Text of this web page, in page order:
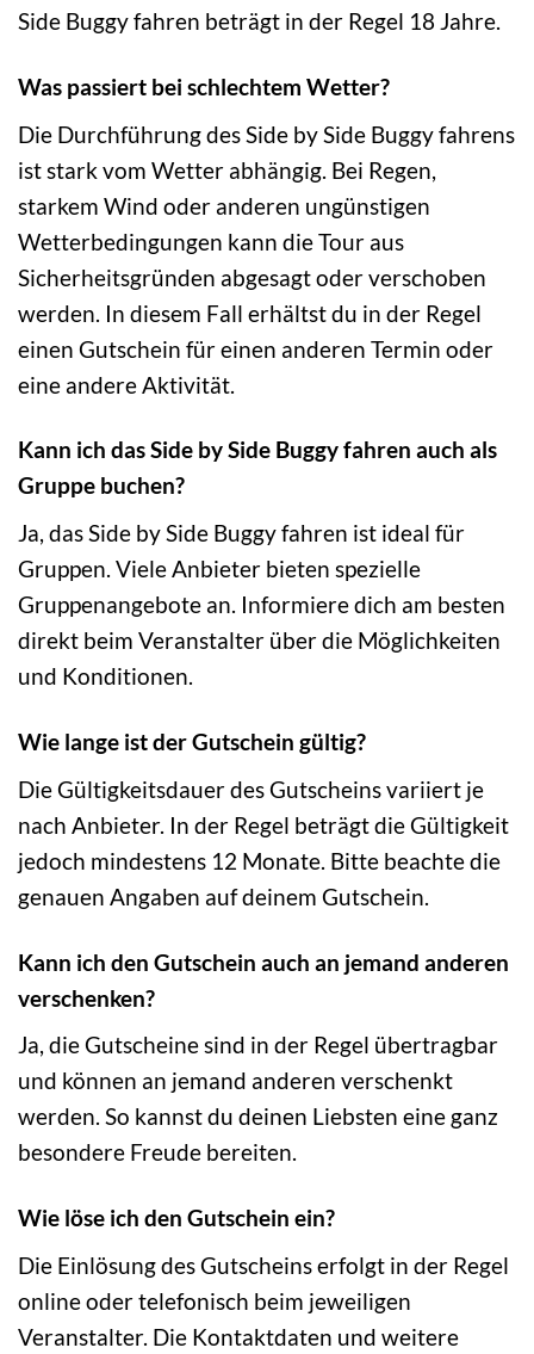
Side Buggy fahren beträgt in der Regel 18 Jahre.
Was passiert bei schlechtem Wetter?
Die Durchführung des Side by Side Buggy fahrens
ist stark vom Wetter abhängig. Bei Regen,
starkem Wind oder anderen ungünstigen
Wetterbedingungen kann die Tour aus
Sicherheitsgründen abgesagt oder verschoben
werden. In diesem Fall erhältst du in der Regel
einen Gutschein für einen anderen Termin oder
eine andere Aktivität.
Kann ich das Side by Side Buggy fahren auch als
Gruppe buchen?
Ja, das Side by Side Buggy fahren ist ideal für
Gruppen. Viele Anbieter bieten spezielle
Gruppenangebote an. Informiere dich am besten
direkt beim Veranstalter über die Möglichkeiten
und Konditionen.
Wie lange ist der Gutschein gültig?
Die Gültigkeitsdauer des Gutscheins variiert je
nach Anbieter. In der Regel beträgt die Gültigkeit
jedoch mindestens 12 Monate. Bitte beachte die
genauen Angaben auf deinem Gutschein.
Kann ich den Gutschein auch an jemand anderen
verschenken?
Ja, die Gutscheine sind in der Regel übertragbar
und können an jemand anderen verschenkt
werden. So kannst du deinen Liebsten eine ganz
besondere Freude bereiten.
Wie löse ich den Gutschein ein?
Die Einlösung des Gutscheins erfolgt in der Regel
online oder telefonisch beim jeweiligen
Veranstalter. Die Kontaktdaten und weitere